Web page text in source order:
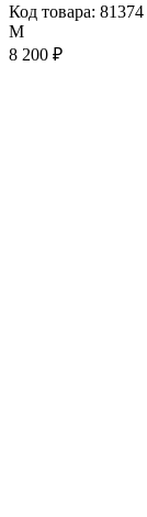
Код товара: 81374
M
8 200 ₽